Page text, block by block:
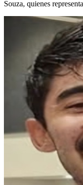
Souza, quienes